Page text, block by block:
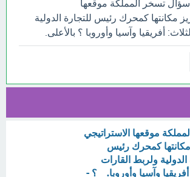
تسخر المملكة موقعها
مكانتها كمحرك رئيس للتجارة الدولية
أفريقيا وآسيا وأوروبا ؟ بالأعلى.
موقعها الاستراتيجي
مكانتها كمحرك رئيس
الدولية ولربط القارات
وآسيا وأوروبا. _ ؟ -